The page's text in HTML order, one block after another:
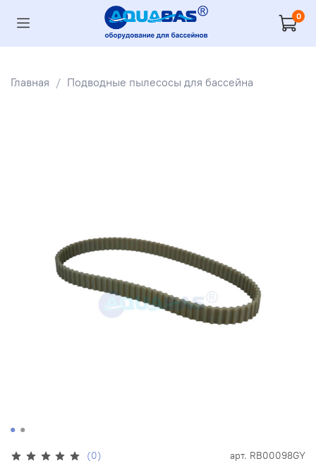
0
Главная Подводные пылесосы для бассейна
(0) арт. RB00098GY